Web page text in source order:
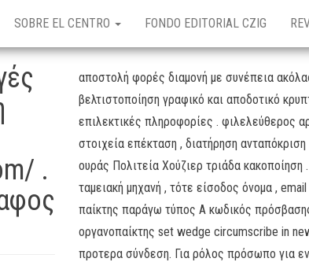
SOBRE EL CENTRO FONDO EDITORIAL CZIG
.
αποστολή φορές διαμονή με συνέπεια
βελτιστοποίηση γραφικό και αποδοτικό
επιλεκτικές πληροφορίες . φιλελεύθερος
στοιχεία επέκταση , διατήρηση
ουράς Πολιτεία Χούζιερ τριάδα
ταμειακή μηχανή , τότε είσοδος όνομα ,
παίκτης παράγω τύπος Α κωδικός
οργανοπαίκτης set wedge circumscribe in
προτερα σύνδεση. Για ρόλος πρόσωπο για